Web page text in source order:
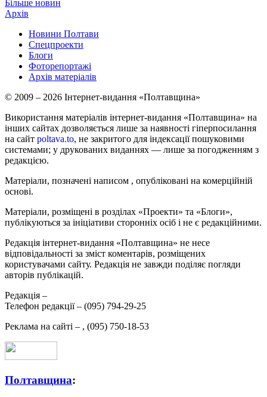
Більше новин
Архів
Новини Полтави
Спецпроекти
Блоги
Фоторепортажі
Архів матеріалів
© 2009 – 2026 Інтернет-видання «Полтавщина»
Використання матеріалів інтернет-видання «Полтавщина» на
інших сайтах дозволяється лише за наявності гіперпосилання
на сайт poltava.to, не закритого для індексації пошуковими
системами; у друкованих виданнях — лише за погодженням з
редакцією.
Матеріали, позначені написом , опубліковані на комерційній
основі.
Матеріали, розміщені в розділах «Проекти» та «Блоги»,
публікуються за ініціативи сторонніх осіб і не є редакційними.
Редакція інтернет-видання «Полтавщина» не несе
відповідальності за зміст коментарів, розміщених
користувачами сайту. Редакція не завжди поділяє погляди
авторів публікацій.
Редакція –
Телефон редакції – (095) 794-29-25
Реклама на сайті – , (095) 750-18-53
Полтавщина: